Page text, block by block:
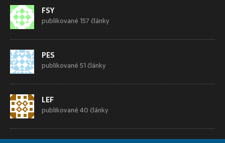
FSY
publikované 157 články
PES
publikované 51 články
LEF
publikované 40 články